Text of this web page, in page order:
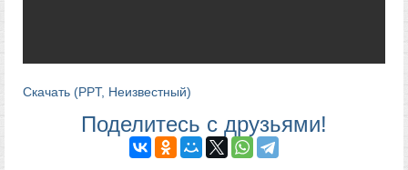
Скачать (PPT, Неизвестный)
Поделитесь с друзьями!